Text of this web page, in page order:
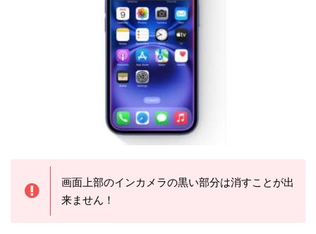
画面上部のインカメラの黒い部分は消すことが出
来ません！